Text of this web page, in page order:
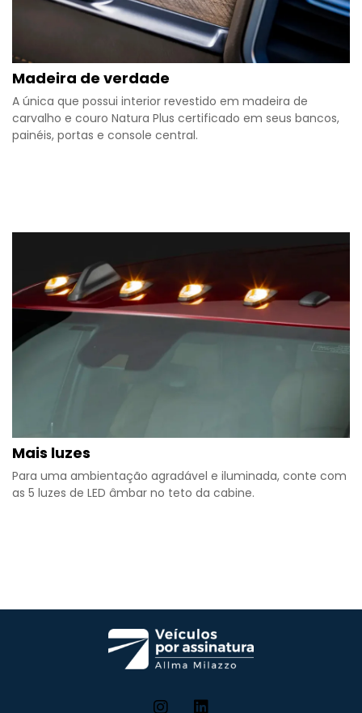
Madeira de verdade
A única que possui interior revestido em madeira de
carvalho e couro Natura Plus certificado em seus bancos,
painéis, portas e console central.​
Mais luzes
Para uma ambientação agradável e iluminada, conte com
as 5 luzes de LED âmbar no teto da cabine.​